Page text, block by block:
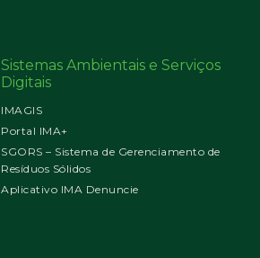
Sistemas Ambientais e Serviços
Digitais
IMAGIS
Portal IMA+
SGORS – Sistema de Gerenciamento de
Resíduos Sólidos
Aplicativo IMA Denuncie